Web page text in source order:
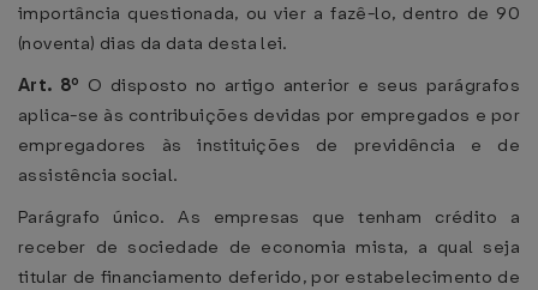
importância questionada, ou vier a fazê-lo, dentro de 90
(noventa) dias da data desta lei.
Art. 8º O disposto no artigo anterior e seus parágrafos
aplica-se às contribuições devidas por empregados e por
empregadores às instituições de previdência e de
assistência social.
Parágrafo único. As empresas que tenham crédito a
receber de sociedade de economia mista, a qual seja
titular de financiamento deferido, por estabelecimento de